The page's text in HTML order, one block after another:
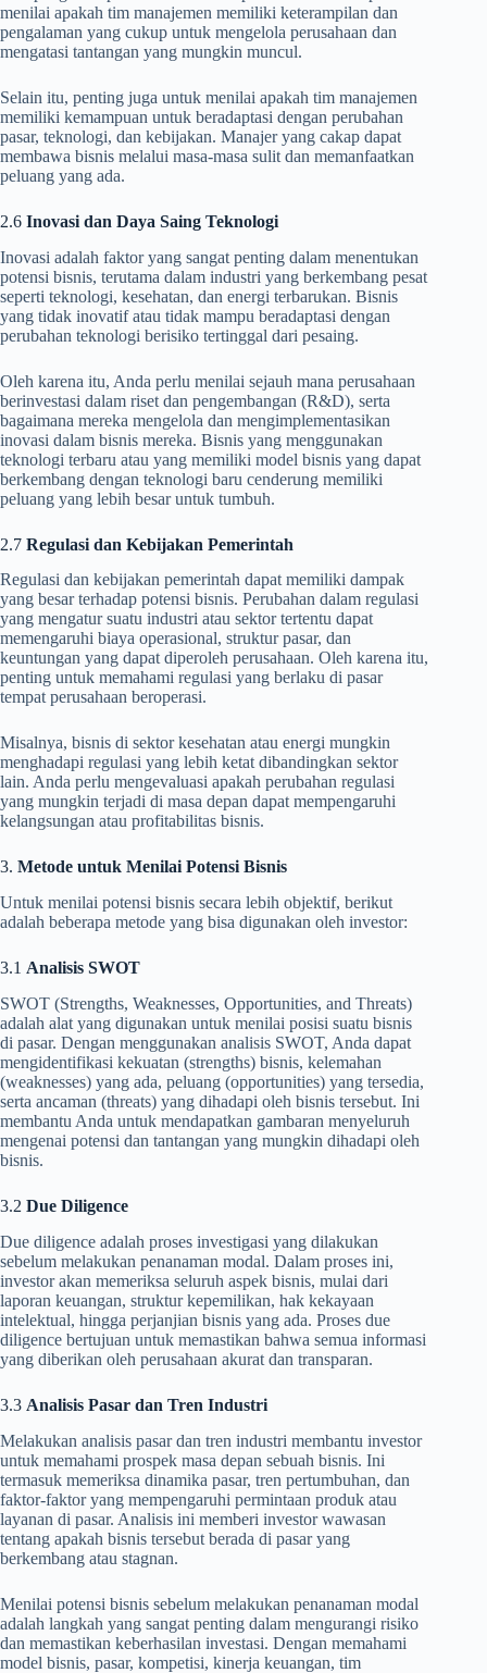
menilai apakah tim manajemen memiliki keterampilan dan
pengalaman yang cukup untuk mengelola perusahaan dan
mengatasi tantangan yang mungkin muncul.
Selain itu, penting juga untuk menilai apakah tim manajemen
memiliki kemampuan untuk beradaptasi dengan perubahan
pasar, teknologi, dan kebijakan. Manajer yang cakap dapat
membawa bisnis melalui masa-masa sulit dan memanfaatkan
peluang yang ada.
2.6 Inovasi dan Daya Saing Teknologi
Inovasi adalah faktor yang sangat penting dalam menentukan
potensi bisnis, terutama dalam industri yang berkembang pesat
seperti teknologi, kesehatan, dan energi terbarukan. Bisnis
yang tidak inovatif atau tidak mampu beradaptasi dengan
perubahan teknologi berisiko tertinggal dari pesaing.
Oleh karena itu, Anda perlu menilai sejauh mana perusahaan
berinvestasi dalam riset dan pengembangan (R&D), serta
bagaimana mereka mengelola dan mengimplementasikan
inovasi dalam bisnis mereka. Bisnis yang menggunakan
teknologi terbaru atau yang memiliki model bisnis yang dapat
berkembang dengan teknologi baru cenderung memiliki
peluang yang lebih besar untuk tumbuh.
2.7 Regulasi dan Kebijakan Pemerintah
Regulasi dan kebijakan pemerintah dapat memiliki dampak
yang besar terhadap potensi bisnis. Perubahan dalam regulasi
yang mengatur suatu industri atau sektor tertentu dapat
memengaruhi biaya operasional, struktur pasar, dan
keuntungan yang dapat diperoleh perusahaan. Oleh karena itu,
penting untuk memahami regulasi yang berlaku di pasar
tempat perusahaan beroperasi.
Misalnya, bisnis di sektor kesehatan atau energi mungkin
menghadapi regulasi yang lebih ketat dibandingkan sektor
lain. Anda perlu mengevaluasi apakah perubahan regulasi
yang mungkin terjadi di masa depan dapat mempengaruhi
kelangsungan atau profitabilitas bisnis.
3. Metode untuk Menilai Potensi Bisnis
Untuk menilai potensi bisnis secara lebih objektif, berikut
adalah beberapa metode yang bisa digunakan oleh investor:
3.1 Analisis SWOT
SWOT (Strengths, Weaknesses, Opportunities, and Threats)
adalah alat yang digunakan untuk menilai posisi suatu bisnis
di pasar. Dengan menggunakan analisis SWOT, Anda dapat
mengidentifikasi kekuatan (strengths) bisnis, kelemahan
(weaknesses) yang ada, peluang (opportunities) yang tersedia,
serta ancaman (threats) yang dihadapi oleh bisnis tersebut. Ini
membantu Anda untuk mendapatkan gambaran menyeluruh
mengenai potensi dan tantangan yang mungkin dihadapi oleh
bisnis.
3.2 Due Diligence
Due diligence adalah proses investigasi yang dilakukan
sebelum melakukan penanaman modal. Dalam proses ini,
investor akan memeriksa seluruh aspek bisnis, mulai dari
laporan keuangan, struktur kepemilikan, hak kekayaan
intelektual, hingga perjanjian bisnis yang ada. Proses due
diligence bertujuan untuk memastikan bahwa semua informasi
yang diberikan oleh perusahaan akurat dan transparan.
3.3 Analisis Pasar dan Tren Industri
Melakukan analisis pasar dan tren industri membantu investor
untuk memahami prospek masa depan sebuah bisnis. Ini
termasuk memeriksa dinamika pasar, tren pertumbuhan, dan
faktor-faktor yang mempengaruhi permintaan produk atau
layanan di pasar. Analisis ini memberi investor wawasan
tentang apakah bisnis tersebut berada di pasar yang
berkembang atau stagnan.
Menilai potensi bisnis sebelum melakukan penanaman modal
adalah langkah yang sangat penting dalam mengurangi risiko
dan memastikan keberhasilan investasi. Dengan memahami
model bisnis, pasar, kompetisi, kinerja keuangan, tim